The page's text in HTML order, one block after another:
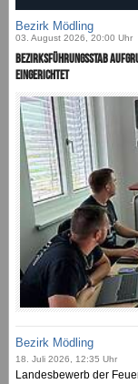
Bezirk Mödling
03. August 2026, 20:00 Uhr
Bezirksführungsstab
eingerichtet
Bezirk Mödling
18. Juli 2026, 12:35 Uhr
Landesbewerb der